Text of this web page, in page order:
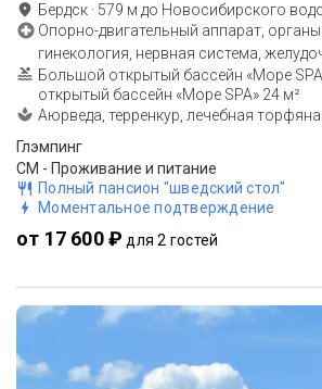
Бердск · 579 м до Новосибирского
Опорно-двигательный аппарат,
гинекология, нервная система,
Большой открытый бассейн «Море
открытый бассейн «Море SPA» 24 м²
Аюрведа, терренкур, лечебная
Глэмпинг
СМ - Проживание и питание
Полный пансион "шведский стол"
Моментальное подтверждение
от 17 600 ₽ для 2 гостей